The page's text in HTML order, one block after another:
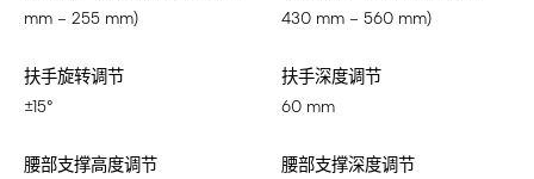
mm – 255 mm)
430 mm – 560 mm)
扶手旋转调节
±15°
扶手深度调节
60 mm
腰部支撑高度调节
腰部支撑深度调节